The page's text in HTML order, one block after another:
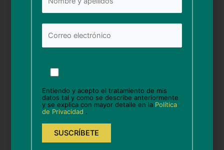
Correo
favor,
este
campo
vacío.
Entiendo y acepto el tratamiento de mis
datos tal y como se describe anteriormente
y se explica con mayor detalle en la Política
de Privacidad .